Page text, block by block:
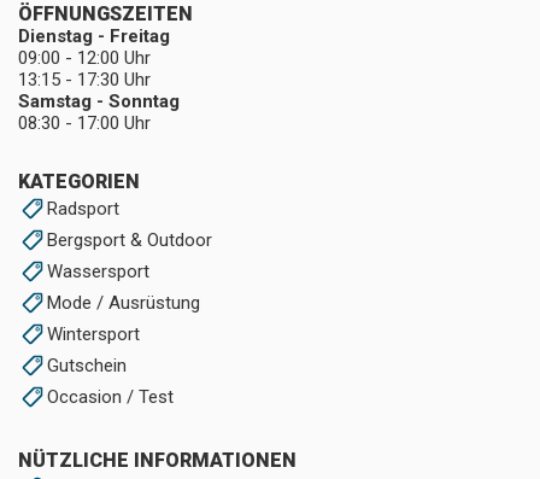
KATEGORIEN
Radsport
Bergsport & Outdoor
Wassersport
Mode / Ausrüstung
Wintersport
Gutschein
Occasion / Test
NÜTZLICHE INFORMATIONEN
ÖFFNUNGSZEITEN
Dienstag - Freitag
09:00 - 12:00 Uhr
13:15 - 17:30 Uhr
Samstag - Sonntag
08:30 - 17:00 Uhr